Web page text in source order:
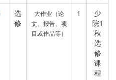
选
修
大作业（论
文、报告、项
目或作品等）
1
少
院1
秋
选
修
课
程